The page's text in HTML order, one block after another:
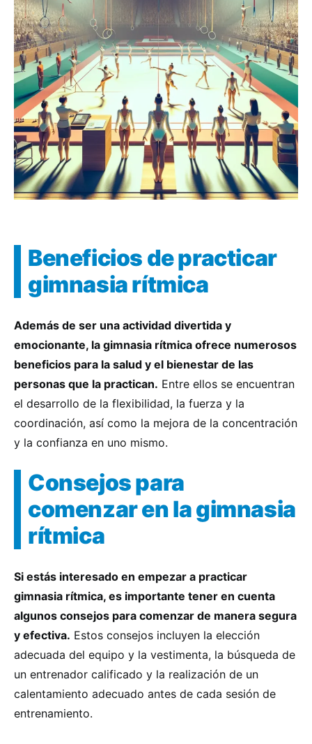
Beneficios de practicar
gimnasia rítmica
Además de ser una actividad divertida y
emocionante, la gimnasia rítmica ofrece numerosos
beneficios para la salud y el bienestar de las
personas que la practican. Entre ellos se encuentran
el desarrollo de la flexibilidad, la fuerza y la
coordinación, así como la mejora de la concentración
y la confianza en uno mismo.
Consejos para
comenzar en la gimnasia
rítmica
Si estás interesado en empezar a practicar
gimnasia rítmica, es importante tener en cuenta
algunos consejos para comenzar de manera segura
y efectiva. Estos consejos incluyen la elección
adecuada del equipo y la vestimenta, la búsqueda de
un entrenador calificado y la realización de un
calentamiento adecuado antes de cada sesión de
entrenamiento.